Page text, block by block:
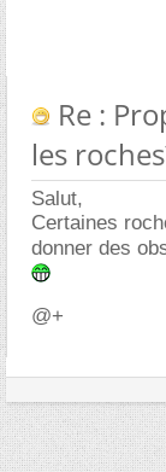
Re :
les
Salut,
Certaines
donner des
@+